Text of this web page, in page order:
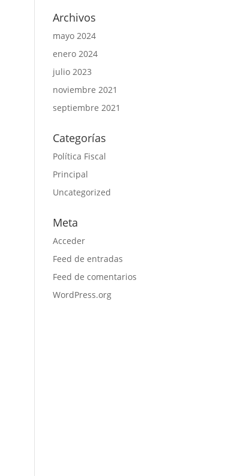
Archivos
mayo 2024
enero 2024
julio 2023
noviembre 2021
septiembre 2021
Categorías
Política Fiscal
Principal
Uncategorized
Meta
Acceder
Feed de entradas
Feed de comentarios
WordPress.org